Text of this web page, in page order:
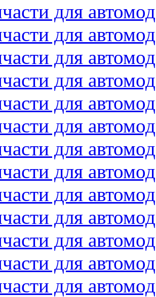
для
для
для
для
для
для
для
для
для
для
для
для
для